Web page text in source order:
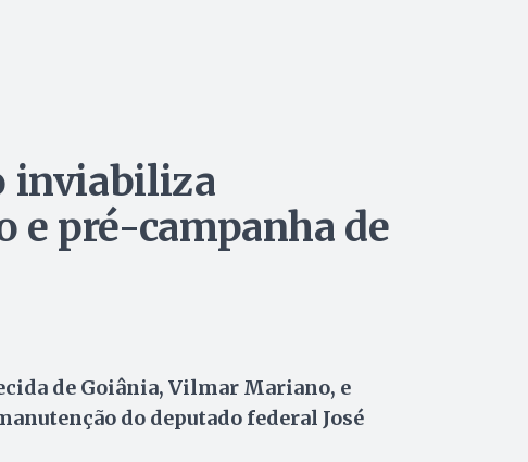
inviabiliza
e pré-campanha de
de Goiânia, Vilmar Mariano, e
do deputado federal José